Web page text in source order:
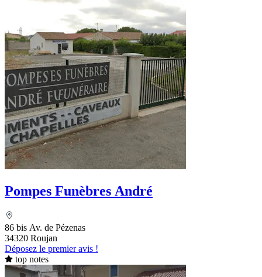
Pompes Funèbres André
86 bis Av. de Pézenas
34320 Roujan
Déposez le premier avis !
top notes